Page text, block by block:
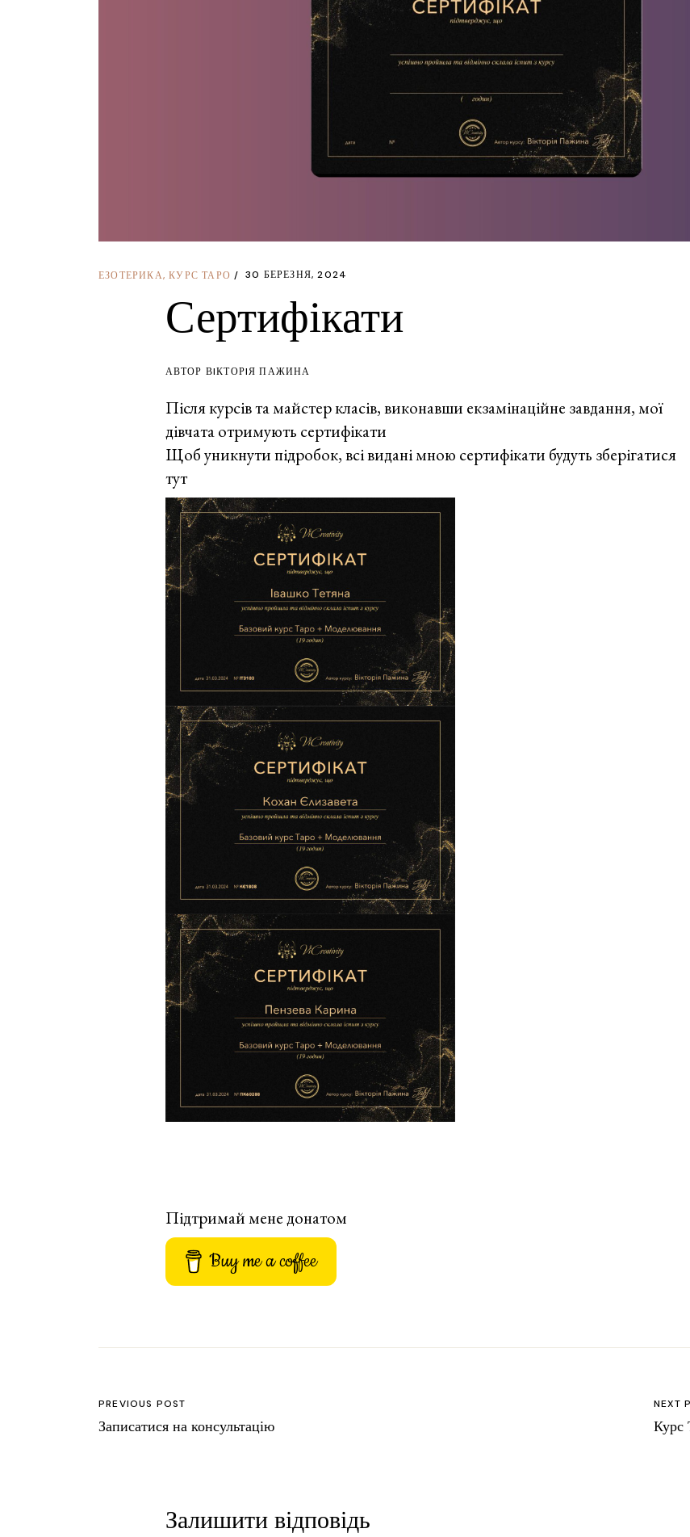
Словенія
США
Швейцарія
Чехiя
Італія
Франція
ЕЗОТЕРИКА,КУРС ТАРО 30 БЕРЕЗНЯ, 2024
Сертифікати
АВТОР ВIКТОРIЯ ПАЖИНА
Після курсів та майстер класів, виконавши екзамінаційне завдання, мої
дівчата отримують сертифікати
Щоб уникнути підробок, всі видані мною сертифікати будуть зберігатися
тут
Підтримай мене донатом
Buy me a coffee
PREVIOUS POST
Записатися на консультацію
NEXT
Курс
Залишити відповідь